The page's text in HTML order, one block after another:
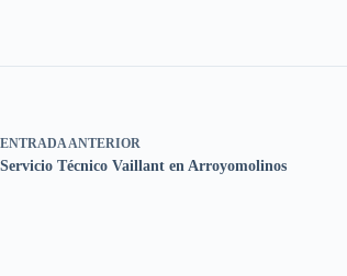
ENTRADA ANTERIOR
Servicio Técnico Vaillant en Arroyomolinos